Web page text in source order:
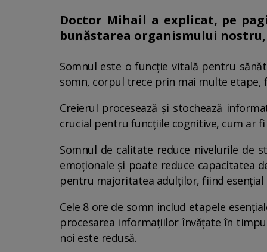
Doctor Mihail a explicat, pe
bunăstarea organismului
Somnul este o funcție vitală pentru
somn, corpul trece prin mai multe etape,
Creierul procesează și stochează
crucial pentru funcțiile cognitive, cum ar
Somnul de calitate reduce nivelurile de
emoționale și poate reduce capacitatea
pentru majoritatea adulților, fiind
Cele 8 ore de somn includ etapele
procesarea informațiilor învățate în
noi este redusă.